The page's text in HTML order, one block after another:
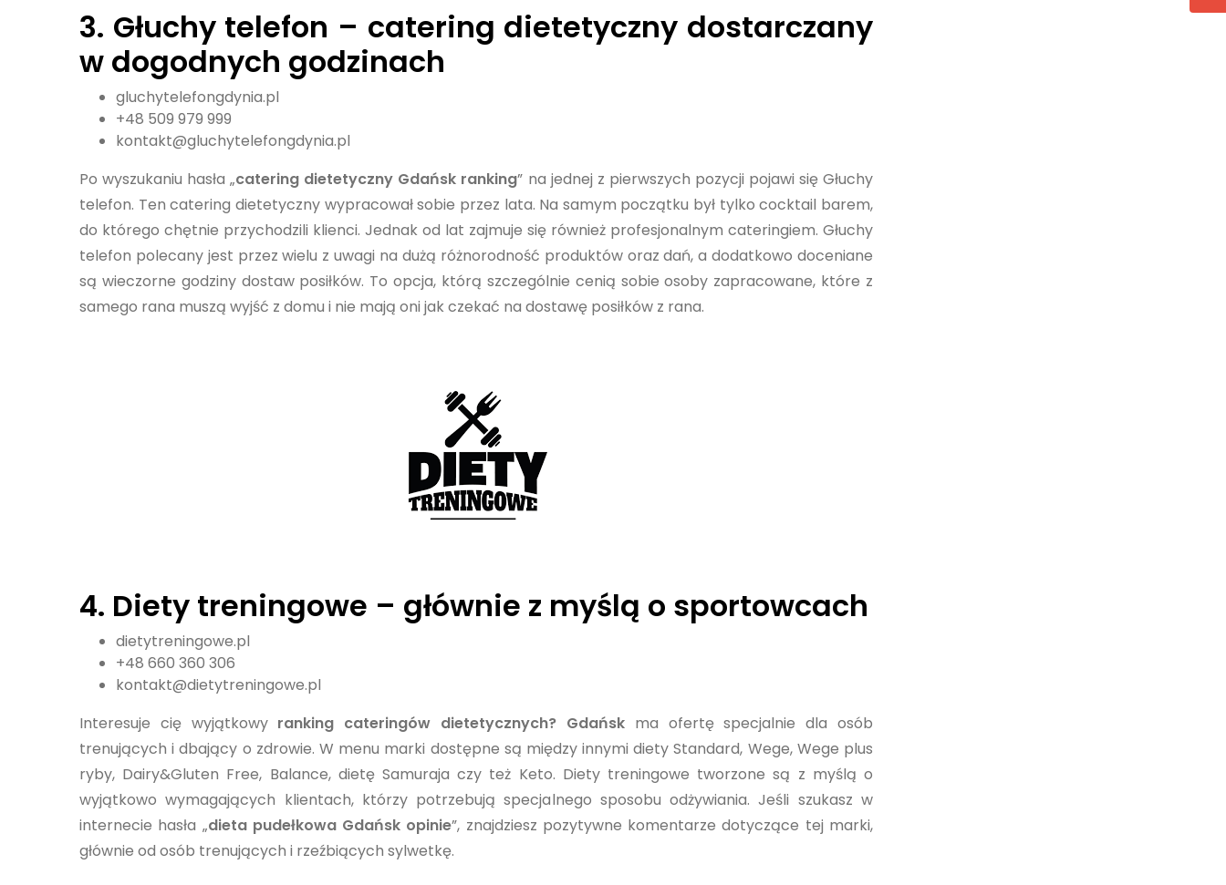
3. Głuchy telefon – catering dietetyczny dostarczany
w dogodnych godzinach
gluchytelefongdynia.pl
+48 509 979 999
kontakt@gluchytelefongdynia.pl
Po wyszukaniu hasła „catering dietetyczny Gdańsk ranking” na jednej z pierwszych pozycji pojawi się Głuchy
telefon. Ten catering dietetyczny wypracował sobie przez lata. Na samym początku był tylko cocktail barem,
do którego chętnie przychodzili klienci. Jednak od lat zajmuje się również profesjonalnym cateringiem. Głuchy
telefon polecany jest przez wielu z uwagi na dużą różnorodność produktów oraz dań, a dodatkowo doceniane
są wieczorne godziny dostaw posiłków. To opcja, którą szczególnie cenią sobie osoby zapracowane, które z
samego rana muszą wyjść z domu i nie mają oni jak czekać na dostawę posiłków z rana.
4. Diety treningowe – głównie z myślą o sportowcach
dietytreningowe.pl
+48 660 360 306
kontakt@dietytreningowe.pl
Interesuje cię wyjątkowy ranking cateringów dietetycznych? Gdańskma ofertę specjalnie dla osób
trenujących i dbający o zdrowie. W menu marki dostępne są między innymi diety Standard, Wege, Wege plus
ryby, Dairy&Gluten Free, Balance, dietę Samuraja czy też Keto. Diety treningowe tworzone są z myślą o
wyjątkowo wymagających klientach, którzy potrzebują specjalnego sposobu odżywiania. Jeśli szukasz w
internecie hasła „dieta pudełkowa Gdańsk opinie”, znajdziesz pozytywne komentarze dotyczące tej marki,
głównie od osób trenujących i rzeźbiących sylwetkę.